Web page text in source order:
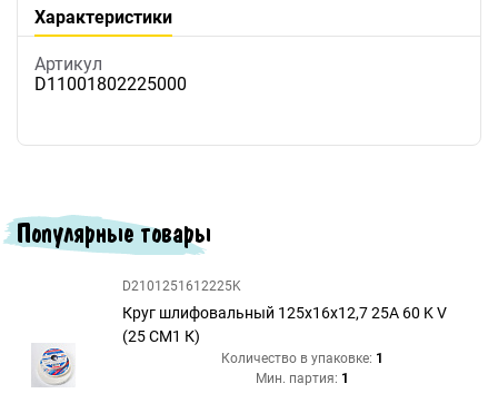
Характеристики
Артикул
D11001802225000
Популярные товары
D2101251612225K
Круг шлифовальный 125х16х12,7 25A 60 K V
(25 СМ1 К)
Количество в упаковке: 1
Мин. партия: 1